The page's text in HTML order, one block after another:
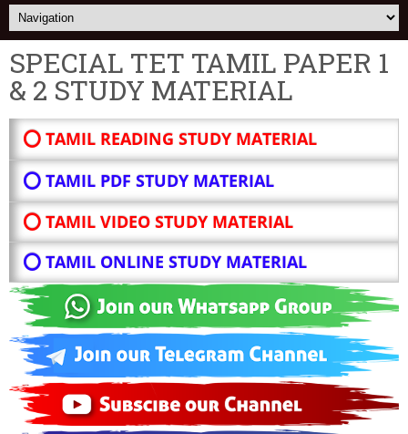
SPECIAL TET TAMIL PAPER 1
& 2 STUDY MATERIAL
⭕ TAMIL READING STUDY MATERIAL
⭕ TAMIL PDF STUDY MATERIAL
⭕ TAMIL VIDEO STUDY MATERIAL
⭕ TAMIL ONLINE STUDY MATERIAL